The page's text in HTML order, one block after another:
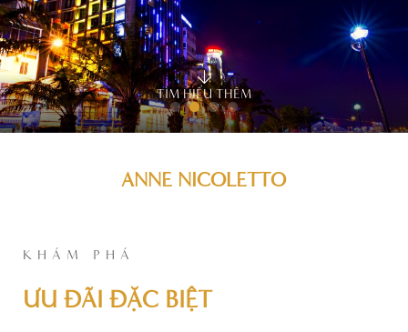
TÌM HIỂU THÊM
ANNE NICOLETTO
KHÁM PHÁ
ƯU ĐÃI ĐẶC BIỆT